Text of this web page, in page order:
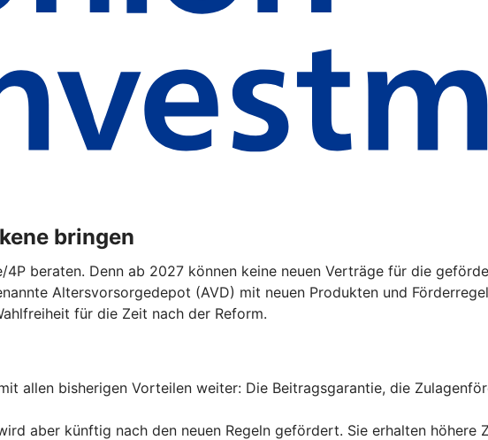
bringen
4P beraten. Denn ab 2027 können keine neuen Verträge für die
Altersvorsorgedepot (AVD) mit neuen Produkten und
für die Zeit nach der Reform.
allen bisherigen Vorteilen weiter: Die Beitragsgarantie, die
aber künftig nach den neuen Regeln gefördert. Sie erhalten höhere